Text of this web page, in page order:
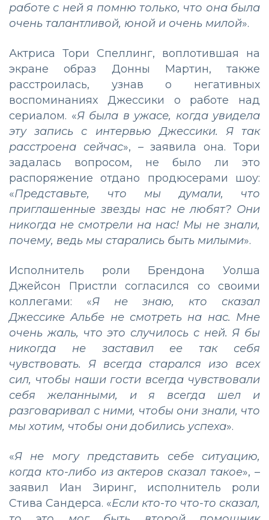
работе с ней я помню только, что она была
очень талантливой, юной и очень милой».
Актриса Тори Спеллинг, воплотившая на
экране образ Донны Мартин, также
расстроилась, узнав о негативных
воспоминаниях Джессики о работе над
сериалом. «Я была в ужасе, когда увидела
эту запись с интервью Джессики. Я так
расстроена сейчас», – заявила она. Тори
задалась вопросом, не было ли это
распоряжение отдано продюсерами шоу:
«Представьте, что мы думали, что
приглашенные звезды нас не любят? Они
никогда не смотрели на нас! Мы не знали,
почему, ведь мы старались быть милыми».
Исполнитель роли Брендона Уолша
Джейсон Пристли согласился со своими
коллегами: «Я не знаю, кто сказал
Джессике Альбе не смотреть на нас. Мне
очень жаль, что это случилось с ней. Я бы
никогда не заставил ее так себя
чувствовать. Я всегда старался изо всех
сил, чтобы наши гости всегда чувствовали
себя желанными, и я всегда шел и
разговаривал с ними, чтобы они знали, что
мы хотим, чтобы они добились успеха».
«Я не могу представить себе ситуацию,
когда кто-либо из актеров сказал такое», –
заявил Иан Зиринг, исполнитель роли
Стива Сандерса. «Если кто-то что-то сказал,